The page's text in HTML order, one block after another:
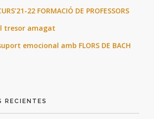
22 FORMACIÓ DE PROFESSORS
tresor amagat
emocional amb FLORS DE BACH
RECIENTES